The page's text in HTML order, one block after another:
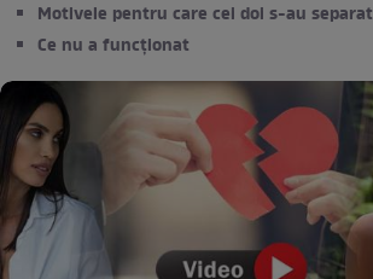
Motivele pentru care cei doi s-au separat
Ce nu a funcționat